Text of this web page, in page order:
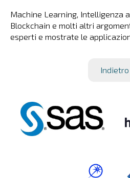
Machine Learning, Intelligenza
Blockchain e molti altri
esperti e mostrate le
Indietro